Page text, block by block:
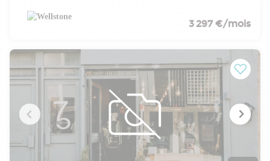
gare, nous vous proposons, en direct propriétaire (sans
honoraires d'agence), un local commercial au sein d'une
excellente visibilité. Il est particulièrement adapté à l'exercice
de professions libérales telles que médecins, professions
paramédicales, notaires, experts-comptables, avocats ou
encore cabinets de conseil. Sa localisation privilégiée, la
qualité de ses prestations et sa belle façade commerciale
constituent de véritables atouts qui vous séduiront dès la
première visite.
Parties communes de très bon standing
Copropriété récente
3 297 €/mois